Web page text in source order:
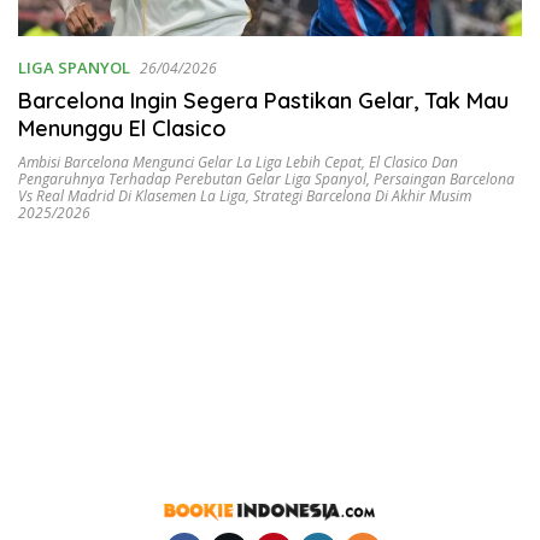
LIGA SPANYOL 26/04/2026
Barcelona Ingin Segera Pastikan Gelar, Tak Mau
Menunggu El Clasico
Ambisi Barcelona Mengunci Gelar La Liga Lebih Cepat, El Clasico Dan
Pengaruhnya Terhadap Perebutan Gelar Liga Spanyol, Persaingan Barcelona
Vs Real Madrid Di Klasemen La Liga, Strategi Barcelona Di Akhir Musim
2025/2026